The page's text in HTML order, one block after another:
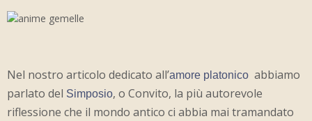
Nel nostro articolo dedicato all’amore platonico abbiamo
parlato del Simposio, o Convito, la più autorevole
riflessione che il mondo antico ci abbia mai tramandato